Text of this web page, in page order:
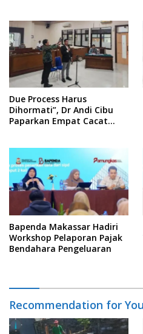
Due Process Harus
Dihormati”, Dr Andi Cibu
Paparkan Empat Cacat
Bapenda Makassar Hadiri
Workshop Pelaporan Pajak
Bendahara Pengeluaran
Recommendation for You